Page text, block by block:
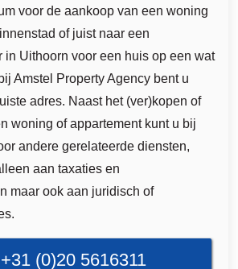
voor de aankoop van een woning
of juist naar een
in Uithoorn voor een huis op een wat
Amstel Property Agency bent u
adres. Naast het (ver)kopen of
woning of appartement kunt u bij
andere gerelateerde diensten,
aan taxaties en
maar ook aan juridisch of
(0)20 5616311